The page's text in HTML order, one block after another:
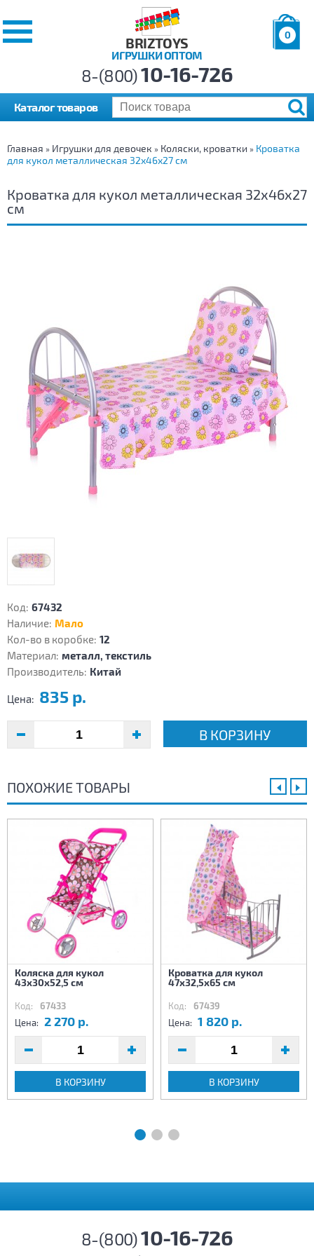
BRIZTOYS
ИГРУШКИ ОПТОМ
0
р.
8-(800)10-16-726
Каталог товаров
Главная » Игрушки для девочек » Коляски, кроватки » Кроватка
для кукол металлическая 32х46х27 см
Кроватка для кукол металлическая 32х46х27
см
Код: 67432
Наличие: Мало
Кол-во в коробке: 12
Материал: металл, текстиль
Производитель: Китай
Цена: 835 р.
В КОРЗИНУ
ПОХОЖИЕ ТОВАРЫ
Коляска для кукол
43х30х52,5 см
Код: 67433
Цена: 2 270 р.
В КОРЗИНУ
Кроватка для кукол
47х32,5х65 см
Код: 67439
Цена: 1 820 р.
В КОРЗИНУ
8-(800)10-16-726